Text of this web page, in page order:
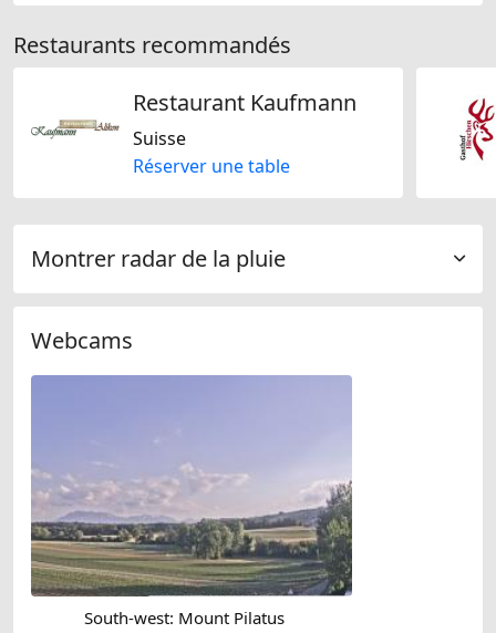
Restaurants recommandés
Restaurant Kaufmann
Suisse
Réserver une table
Montrer radar de la pluie
Webcams
South-west: Mount Pilatus